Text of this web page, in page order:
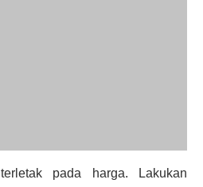
pada harga. Lakukan